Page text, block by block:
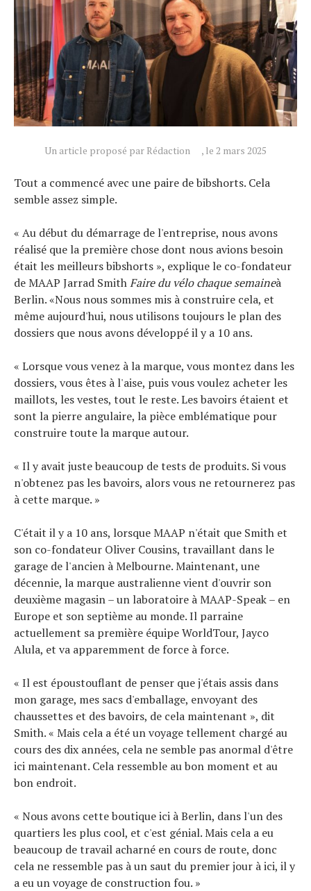
Un article proposé par Rédaction , le 2 mars 2025
Tout a commencé avec une paire de bibshorts. Cela
semble assez simple.
« Au début du démarrage de l'entreprise, nous avons
réalisé que la première chose dont nous avions besoin
était les meilleurs bibshorts », explique le co-fondateur
de MAAP Jarrad SmithFaire du vélo chaque semaineà
Berlin. «Nous nous sommes mis à construire cela, et
même aujourd'hui, nous utilisons toujours le plan des
dossiers que nous avons développé il y a 10 ans.
« Lorsque vous venez à la marque, vous montez dans les
dossiers, vous êtes à l'aise, puis vous voulez acheter les
maillots, les vestes, tout le reste. Les bavoirs étaient et
sont la pierre angulaire, la pièce emblématique pour
construire toute la marque autour.
« Il y avait juste beaucoup de tests de produits. Si vous
n'obtenez pas les bavoirs, alors vous ne retournerez pas
à cette marque. »
C'était il y a 10 ans, lorsque MAAP n'était que Smith et
son co-fondateur Oliver Cousins, travaillant dans le
garage de l'ancien à Melbourne. Maintenant, une
décennie, la marque australienne vient d'ouvrir son
deuxième magasin – un laboratoire à MAAP-Speak – en
Europe et son septième au monde. Il parraine
actuellement sa première équipe WorldTour, Jayco
Alula, et va apparemment de force à force.
« Il est époustouflant de penser que j'étais assis dans
mon garage, mes sacs d'emballage, envoyant des
chaussettes et des bavoirs, de cela maintenant », dit
Smith. « Mais cela a été un voyage tellement chargé au
cours des dix années, cela ne semble pas anormal d'être
ici maintenant. Cela ressemble au bon moment et au
bon endroit.
« Nous avons cette boutique ici à Berlin, dans l'un des
quartiers les plus cool, et c'est génial. Mais cela a eu
beaucoup de travail acharné en cours de route, donc
cela ne ressemble pas à un saut du premier jour à ici, il y
a eu un voyage de construction fou. »
Technologies
Tests de produits
Conseils
Tous nos articles
À propos